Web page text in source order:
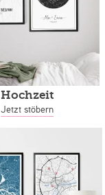
Hochzeit
Jetzt stöbern